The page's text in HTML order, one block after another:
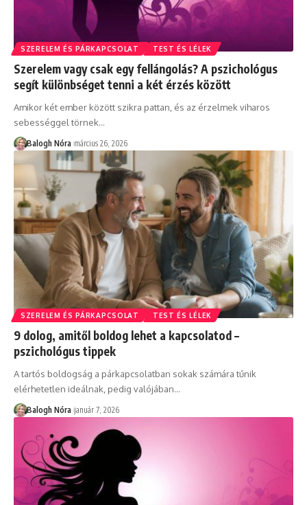
SZERELEM ÉS PÁRKAPCSOLAT TEST ÉS LÉLEK
Szerelem vagy csak egy fellángolás? A pszichológus
segít különbséget tenni a két érzés között
Amikor két ember között szikra pattan, és az érzelmek viharos
sebességgel törnek…
Balogh Nóra március 26, 2026
SZERELEM ÉS PÁRKAPCSOLAT TEST ÉS LÉLEK
9 dolog, amitől boldog lehet a kapcsolatod –
pszichológus tippek
A tartós boldogság a párkapcsolatban sokak számára tűnik
elérhetetlen ideálnak, pedig valójában…
Balogh Nóra január 7, 2026